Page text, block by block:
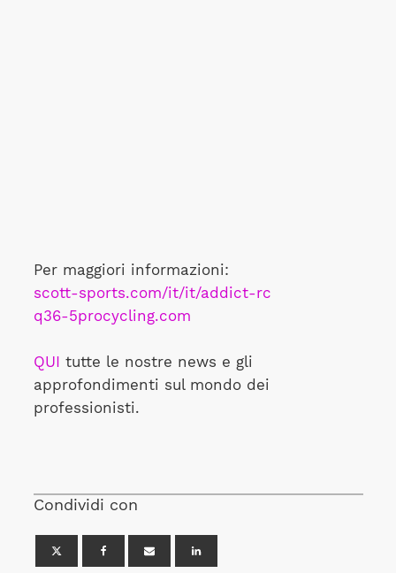
Per maggiori informazioni:
scott-sports.com/it/it/addict-rc
q36-5procycling.com
QUI tutte le nostre news e gli
approfondimenti sul mondo dei
professionisti.
Condividi con